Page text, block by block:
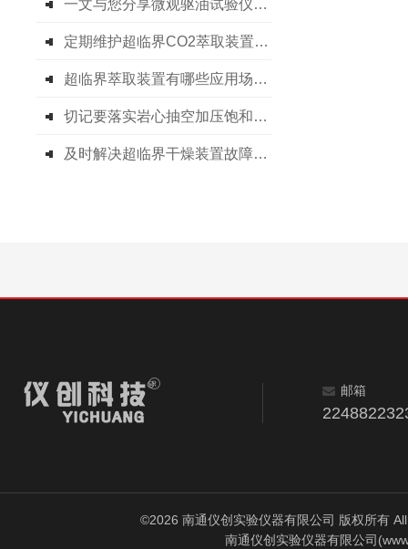
一文与您分享微观驱油试验仪的使用方法
定期维护超临界CO2萃取装置可确保产品质量和生产安全
超临界萃取装置有哪些应用场景呢
切记要落实岩心抽空加压饱和装置常态化保养措施
及时解决超临界干燥装置故障是保障实验成功与设备长周期运行的关键
邮箱
©2026 南通仪创实验仪器有限公司 版权所有
南通仪创实验仪器有限公司